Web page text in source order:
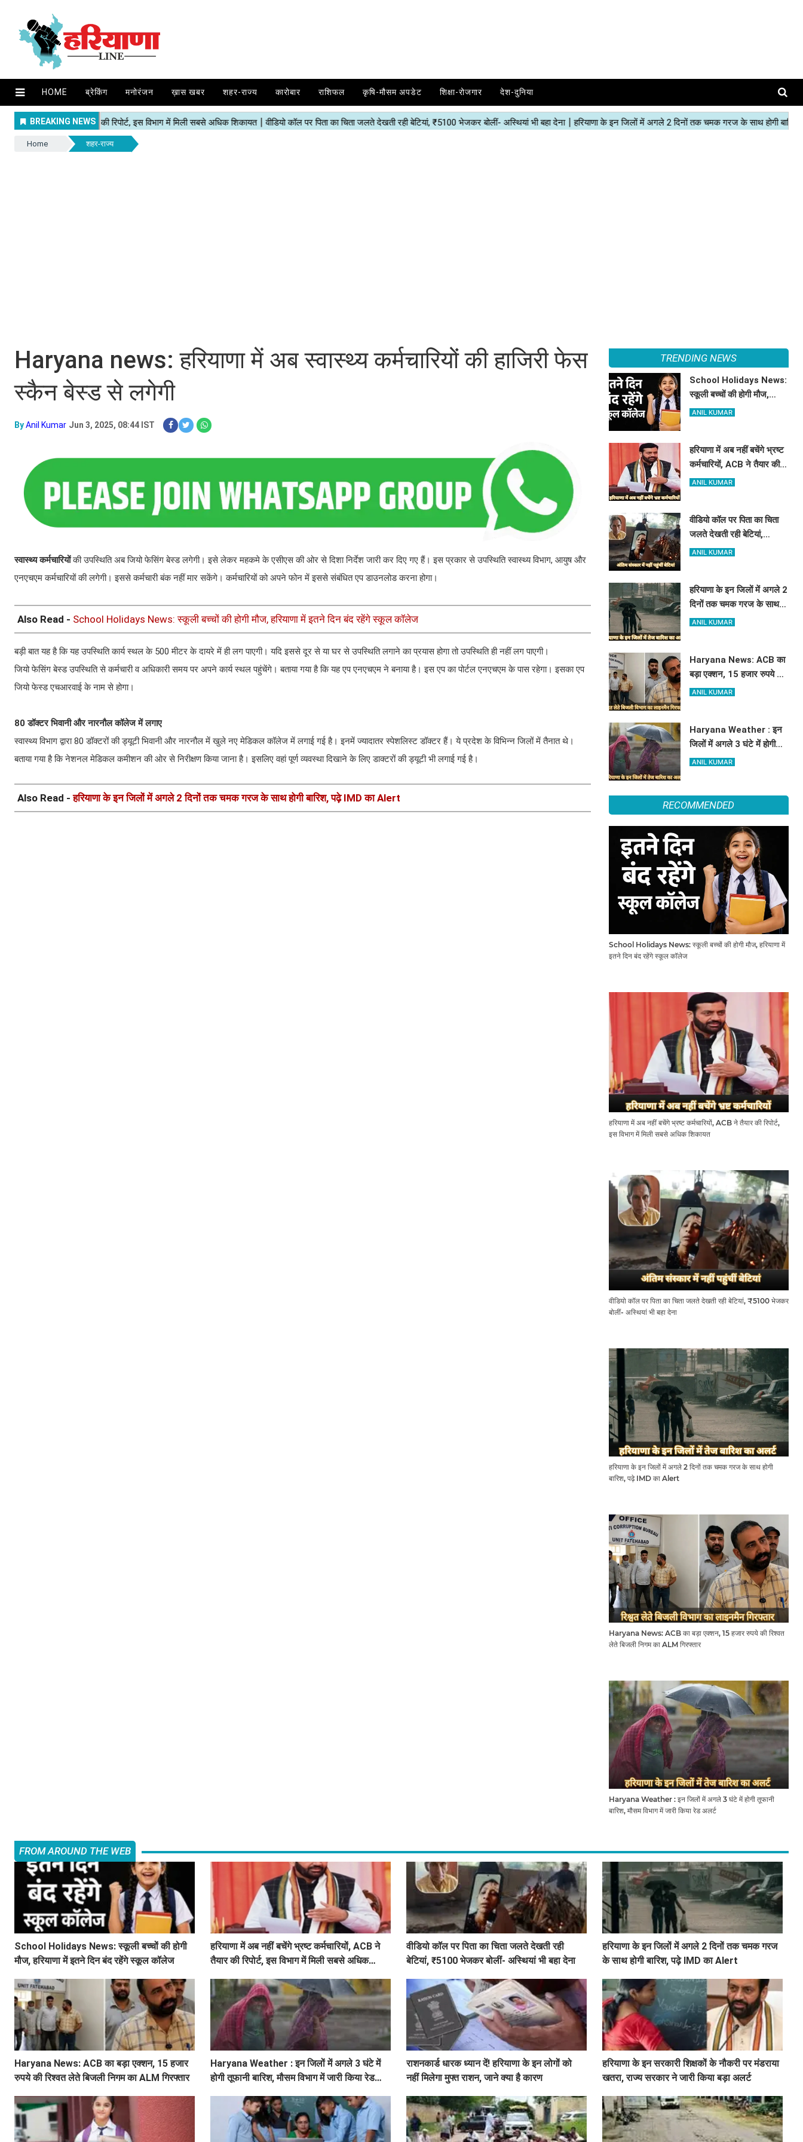
HOME ब्रेकिंग मनोरंजन ख़ास खबर शहर-राज्य कारोबार राशिफल कृषि-मौसम अपडेट शिक्षा-रोजगार देश-दुनिया
Home शहर-राज्य
Haryana news: हरियाणा में अब स्वास्थ्य कर्मचारियों की हाजिरी फेस
स्कैन बेस्ड से लगेगी
ByAnil Kumar Jun 3, 2025, 08:44 IST
स्वास्थ्य कर्मचारियोंकी उपस्थिति अब जियो फेसिंग बेस्ड लगेगी। इसे लेकर महकमे के एसीएस की ओर से दिशा निर्देश जारी कर दिए गए हैं। इस प्रकार से उपस्थिति स्वास्थ्य विभाग, आयुष और
एनएचएम कर्मचारियों की लगेगी। इससे कर्मचारी बंक नहीं मार सकेंगे। कर्मचारियों को अपने फोन में इससे संबंधित एप डाउनलोड करना होगा।
Also Read - School Holidays News: स्कूली बच्चों की होगी मौज, हरियाणा में इतने दिन बंद रहेंगे स्कूल कॉलेज
बड़ी बात यह है कि यह उपस्थिति कार्य स्थल के 500 मीटर के दायरे में ही लग पाएगी। यदि इससे दूर से या घर से उपस्थिति लगाने का प्रयास होगा तो उपस्थिति ही नहीं लग पाएगी।
जियो फेसिंग बेस्ड उपस्थिति से कर्मचारी व अधिकारी समय पर अपने कार्य स्थल पहुंचेंगे। बताया गया है कि यह एप एनएचएम ने बनाया है। इस एप का पोर्टल एनएचएम के पास रहेगा। इसका एप
जियो फेस्ड एचआरवाई के नाम से होगा।
80 डॉक्टर भिवानी और नारनौल कॉलेज में लगाए
स्वास्थ्य विभाग द्वारा 80 डॉक्टरों की ड्यूटी भिवानी और नारनौल में खुले नए मेडिकल कॉलेज में लगाई गई है। इनमें ज्यादातर स्पेशलिस्ट डॉक्टर हैं। ये प्रदेश के विभिन्न जिलों में तैनात थे।
बताया गया है कि नेशनल मेडिकल कमीशन की ओर से निरीक्षण किया जाना है। इसलिए वहां पूर्ण व्यवस्था दिखाने के लिए डाक्टरों की ड्यूटी भी लगाई गई है।
Also Read -हरियाणा के इन जिलों में अगले 2 दिनों तक चमक गरज के साथ होगी बारिश, पढ़े IMD का Alert
TRENDING NEWS
School Holidays News:
स्कूली बच्चों की होगी मौज,
हरियाणा में इतने दिन बंद रहेंगे
ANIL KUMAR
हरियाणा में अब नहीं बचेंगे भ्रष्ट
कर्मचारियों, ACB ने तैयार की
रिपोर्ट, इस विभाग में मिली सबसे
ANIL KUMAR
वीडियो कॉल पर पिता का चिता
जलते देखती रही बेटियां,
₹5100 भेजकर बोलीं- अस्थियां
ANIL KUMAR
हरियाणा के इन जिलों में अगले 2
दिनों तक चमक गरज के साथ
होगी बारिश, पढ़े IMD का
ANIL KUMAR
Haryana News: ACB का
बड़ा एक्शन, 15 हजार रुपये की
रिश्वत लेते बिजली निगम का
ANIL KUMAR
Haryana Weather : इन
जिलों में अगले 3 घंटे में होगी
तूफानी बारिश, मौसम विभाग में
ANIL KUMAR
RECOMMENDED
School Holidays News: स्कूली बच्चों की होगी मौज, हरियाणा में
इतने दिन बंद रहेंगे स्कूल कॉलेज
हरियाणा में अब नहीं बचेंगे भ्रष्ट कर्मचारियों, ACB ने तैयार की रिपोर्ट,
इस विभाग में मिली सबसे अधिक शिकायत
वीडियो कॉल पर पिता का चिता जलते देखती रही बेटियां, ₹5100 भेजकर
बोलीं- अस्थियां भी बहा देना
हरियाणा के इन जिलों में अगले 2 दिनों तक चमक गरज के साथ होगी
बारिश, पढ़े IMD का Alert
Haryana News: ACB का बड़ा एक्शन, 15 हजार रुपये की रिश्वत
लेते बिजली निगम का ALM गिरफ्तार
Haryana Weather : इन जिलों में अगले 3 घंटे में होगी तूफानी
बारिश, मौसम विभाग में जारी किया रेड अलर्ट
FROM AROUND THE WEB
School Holidays News: स्कूली बच्चों की होगी
मौज, हरियाणा में इतने दिन बंद रहेंगे स्कूल कॉलेज
हरियाणा में अब नहीं बचेंगे भ्रष्ट कर्मचारियों, ACB ने
तैयार की रिपोर्ट, इस विभाग में मिली सबसे अधिक
वीडियो कॉल पर पिता का चिता जलते देखती रही
बेटियां, ₹5100 भेजकर बोलीं- अस्थियां भी बहा देना
हरियाणा के इन जिलों में अगले 2 दिनों तक चमक गरज
के साथ होगी बारिश, पढ़े IMD का Alert
Haryana News: ACB का बड़ा एक्शन, 15 हजार
रुपये की रिश्वत लेते बिजली निगम का ALM गिरफ्तार
Haryana Weather : इन जिलों में अगले 3 घंटे में
होगी तूफानी बारिश, मौसम विभाग में जारी किया रेड
राशनकार्ड धारक ध्यान दें! हरियाणा के इन लोगों को
नहीं मिलेगा मुफ्त राशन, जाने क्या है कारण
हरियाणा के इन सरकारी शिक्षकों के नौकरी पर मंडराया
खतरा, राज्य सरकार ने जारी किया बड़ा अलर्ट